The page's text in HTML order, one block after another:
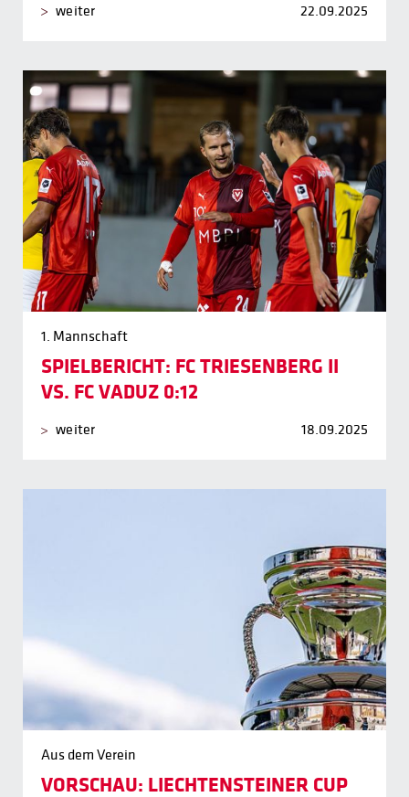
weiter 22.09.2025
1. Mannschaft
SPIELBERICHT: FC TRIESENBERG II
VS. FC VADUZ 0:12
weiter 18.09.2025
Aus dem Verein
VORSCHAU: LIECHTENSTEINER CUP